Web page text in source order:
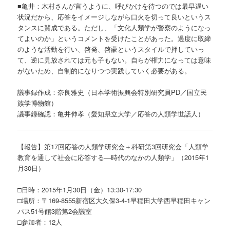
■亀井：木村さんが言うように、呼びかけを待つのでは最早遅い
状況だから、応答をイメージしながら口火を切って良いというス
タンスに賛成である。ただし、「文化人類学が警察のようになっ
てよいのか」というコメントを受けたことがあった。過度に取締
のような活動を行い、啓発、啓蒙というスタイルで押していっ
て、逆に見放されては元も子もない。自らが権力になっては意味
がないため、自制的になりつつ実践していく必要がある。
議事録作成：奈良雅史（日本学術振興会特別研究員PD／国立民
族学博物館）
議事録確認：亀井伸孝（愛知県立大学／応答の人類学世話人）
【報告】第17回応答の人類学研究会＋科研第3回研究会「人類学
教育を通して社会に応答する―時代のなかの人類学」（2015年1
月30日）
□日時：2015年1月30日（金）13:30-17:30
□場所：〒169-8555新宿区大久保3-4-1早稲田大学西早稲田キャン
パス51号館3階第2会議室
□参加者：12人